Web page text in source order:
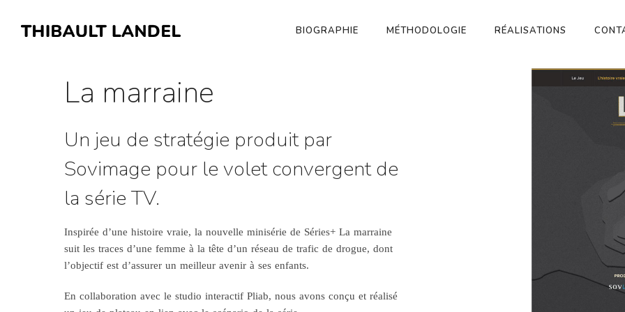
BIOGRAPHIE MÉTHODOLOGIE RÉALISATIONS
La marraine
Un jeu de stratégie produit par
Sovimage pour le volet convergent de
la série TV.
Inspirée d’une histoire vraie, la nouvelle minisérie de Séries+ La marraine
suit les traces d’une femme à la tête d’un réseau de trafic de drogue, dont
l’objectif est d’assurer un meilleur avenir à ses enfants.
En collaboration avec le studio interactif Pliab, nous avons conçu et réalisé